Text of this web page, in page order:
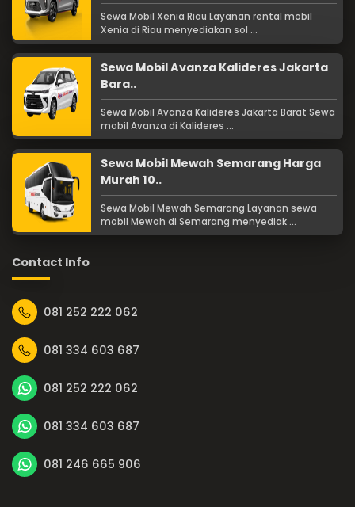
Sewa Mobil Xenia Riau Layanan rental mobil
Xenia di Riau menyediakan sol ...
Sewa Mobil Avanza Kalideres Jakarta
Bara..
Sewa Mobil Avanza Kalideres Jakarta Barat Sewa
mobil Avanza di Kalideres ...
Sewa Mobil Mewah Semarang Harga
Murah 10..
Sewa Mobil Mewah Semarang Layanan sewa
mobil Mewah di Semarang menyediak ...
Contact Info
081 252 222 062
081 334 603 687
081 252 222 062
081 334 603 687
081 246 665 906